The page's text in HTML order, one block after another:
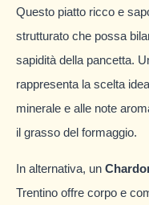
Questo piatto ricco e
strutturato che possa
sapidità della pancetta.
rappresenta la scelta
minerale e alle note
il grasso del formaggio.
In alternativa, un
Trentino offre corpo e